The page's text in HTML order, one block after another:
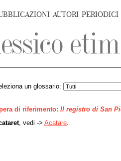
AUTORI PERIODICI
un glossario:
di riferimento: Il registro di San
, vedi -> Acatare